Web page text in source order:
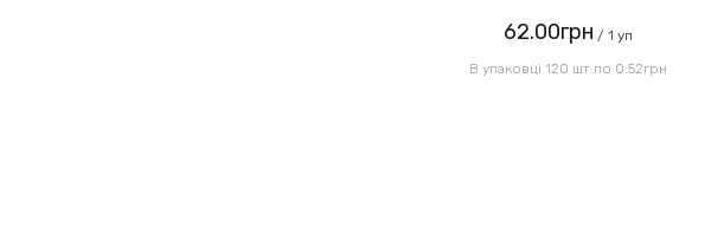
62.00грн / 1 уп
В упаковці 120 шт по 0.52грн